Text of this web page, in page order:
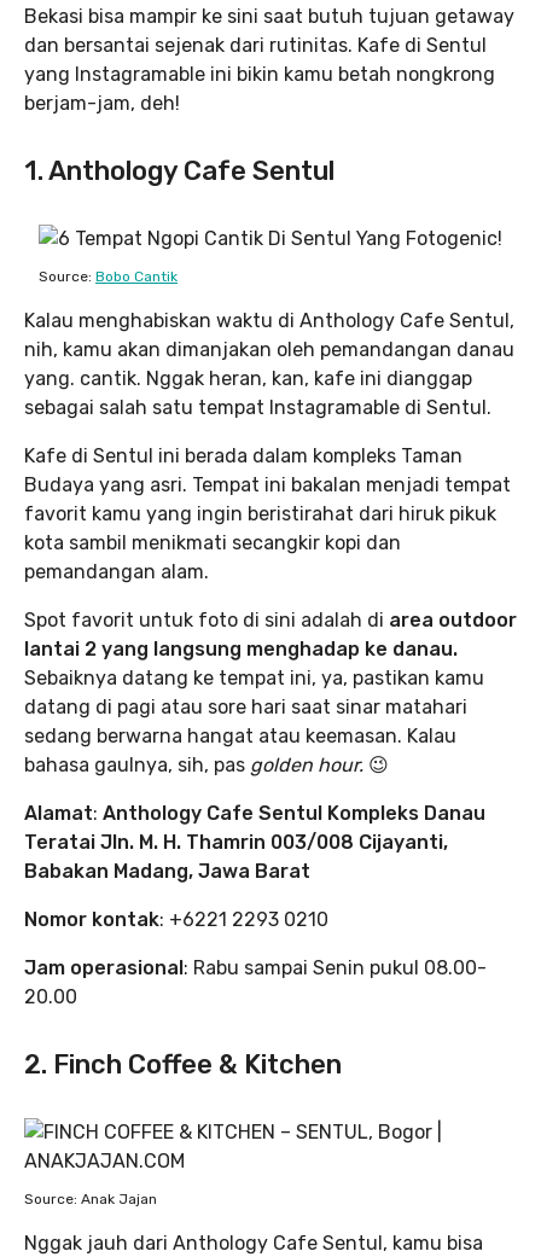
Bekasi bisa mampir ke sini saat butuh tujuan getaway
dan bersantai sejenak dari rutinitas. Kafe di Sentul
yang Instagramable ini bikin kamu betah nongkrong
berjam-jam, deh!
1. Anthology Cafe Sentul
Source: Bobo Cantik
Kalau menghabiskan waktu di Anthology Cafe Sentul,
nih, kamu akan dimanjakan oleh pemandangan danau
yang. cantik. Nggak heran, kan, kafe ini dianggap
sebagai salah satu tempat Instagramable di Sentul.
Kafe di Sentul ini berada dalam kompleks Taman
Budaya yang asri. Tempat ini bakalan menjadi tempat
favorit kamu yang ingin beristirahat dari hiruk pikuk
kota sambil menikmati secangkir kopi dan
pemandangan alam.
Spot favorit untuk foto di sini adalah di area outdoor
lantai 2 yang langsung menghadap ke danau.
Sebaiknya datang ke tempat ini, ya, pastikan kamu
datang di pagi atau sore hari saat sinar matahari
sedang berwarna hangat atau keemasan. Kalau
bahasa gaulnya, sih, pas golden hour. 😉
Alamat: Anthology Cafe Sentul Kompleks Danau
Teratai Jln. M. H. Thamrin 003/008 Cijayanti,
Babakan Madang, Jawa Barat
Nomor kontak: +6221 2293 0210
Jam operasional: Rabu sampai Senin pukul 08.00-
20.00
2. Finch Coffee & Kitchen
Source: Anak Jajan
Nggak jauh dari Anthology Cafe Sentul, kamu bisa